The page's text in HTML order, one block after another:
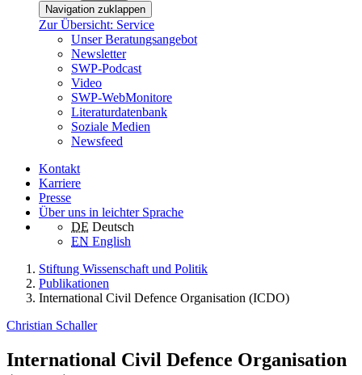
Navigation zuklappen
Zur Übersicht: Service
Unser Beratungsangebot
Newsletter
SWP-Podcast
Video
SWP-WebMonitore
Literaturdatenbank
Soziale Medien
Newsfeed
Kontakt
Karriere
Presse
Über uns in leichter Sprache
DE Deutsch
EN English
Stiftung Wissenschaft und Politik
Publikationen
International Civil Defence Organisation (ICDO)
Christian Schaller
International Civil Defence Organisation